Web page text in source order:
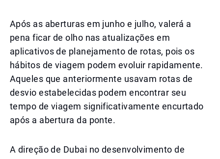
Após as aberturas em junho e julho, valerá a
pena ficar de olho nas atualizações em
aplicativos de planejamento de rotas, pois os
hábitos de viagem podem evoluir rapidamente.
Aqueles que anteriormente usavam rotas de
desvio estabelecidas podem encontrar seu
tempo de viagem significativamente encurtado
após a abertura da ponte.
A direção de Dubai no desenvolvimento de